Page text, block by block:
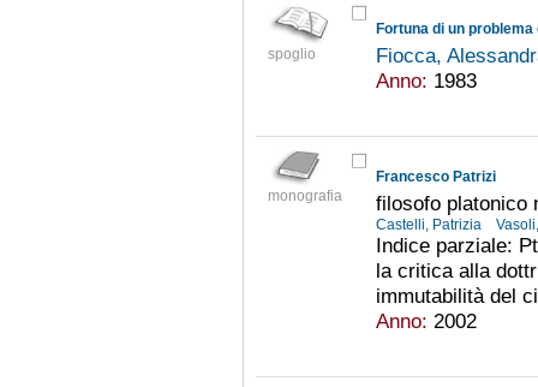
spoglio
Fortuna di un
Fiocca,
Anno: 1983
monografia
Francesco Patrizi
filosofo platonico
Castelli, Patrizia
Indice parziale:
la critica alla
immutabilità del
Anno: 2002